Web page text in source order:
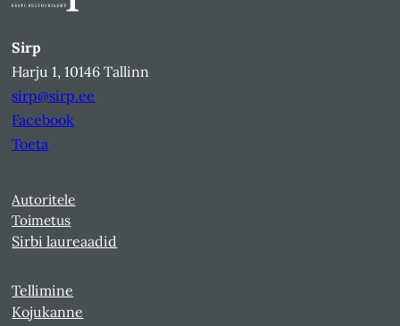
Sirp
Harju 1, 10146 Tallinn
sirp@sirp.ee
Facebook
Toeta
Autoritele
Toimetus
Sirbi laureaadid
Tellimine
Kojukanne